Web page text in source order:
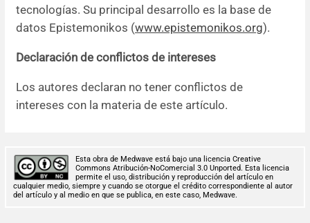
tecnologías. Su principal desarrollo es la base de
datos Epistemonikos (www.epistemonikos.org).
Declaración de conflictos de intereses
Los autores declaran no tener conflictos de
intereses con la materia de este artículo.
Esta obra de Medwave está bajo una licencia Creative
Commons Atribución-NoComercial 3.0 Unported. Esta licencia
permite el uso, distribución y reproducción del artículo en
cualquier medio, siempre y cuando se otorgue el crédito correspondiente al autor
del artículo y al medio en que se publica, en este caso, Medwave.